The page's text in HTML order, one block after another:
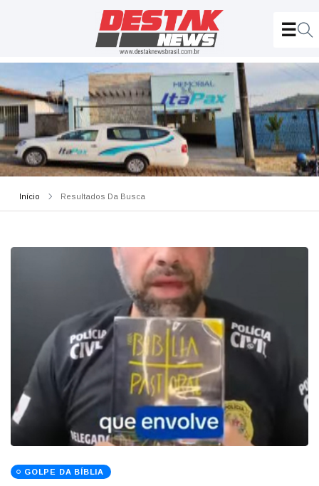
Início Resultados Da Busca
GOLPE DA BÍBLIA